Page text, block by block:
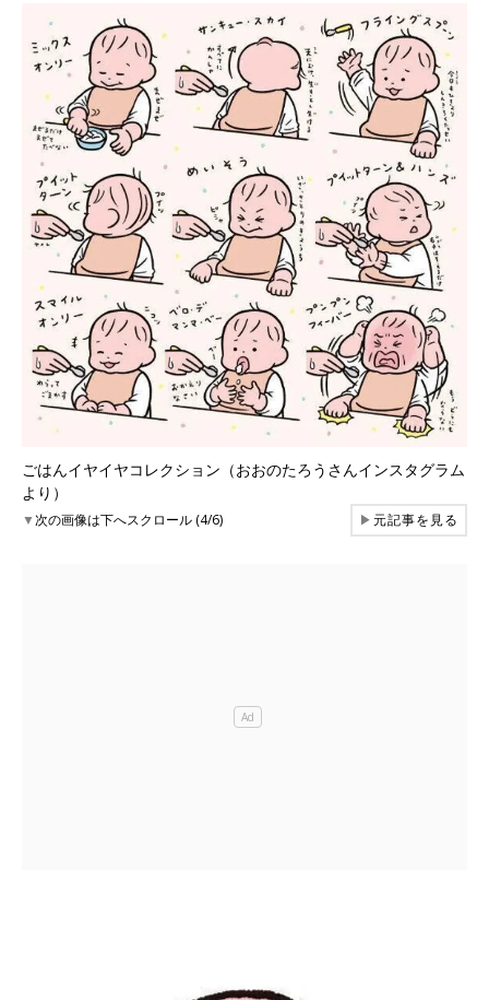
ごはんイヤイヤコレクション（おおのたろうさんインスタグラム
より）
▼次の画像は下へスクロール (4/6) ▶元記事を見る